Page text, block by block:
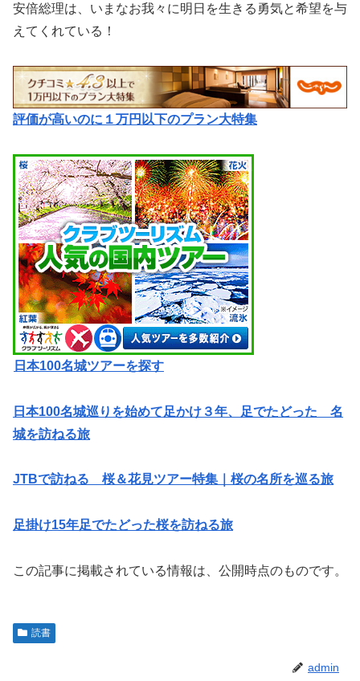
安倍総理は、いまなお我々に明日を生きる勇気と希望を与
えてくれている！
評価が高いのに１万円以下のプラン大特集
日本100名城ツアーを探す
日本100名城巡りを始めて足かけ３年、足でたどった 名
城を訪ねる旅
JTBで訪ねる 桜＆花見ツアー特集｜桜の名所を巡る旅
足掛け15年足でたどった桜を訪ねる旅
この記事に掲載されている情報は、公開時点のものです。
読書
admin